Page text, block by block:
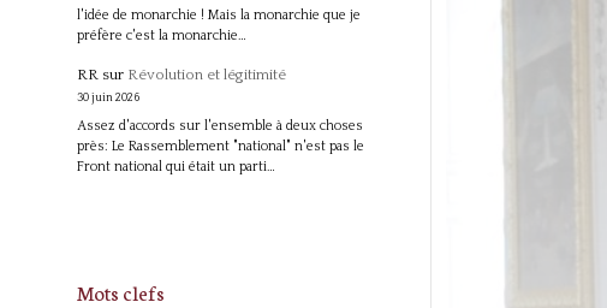
l'idée de monarchie ! Mais la monarchie que je
préfère c'est la monarchie…
RRsur Révolution et légitimité
30 juin 2026
Assez d'accords sur l'ensemble à deux choses
près: Le Rassemblement "national" n'est pas le
Front national qui était un parti…
Mots clefs